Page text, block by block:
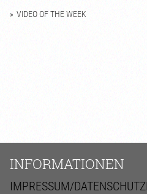
VIDEO OF THE WEEK
INFORMATIONEN
IMPRESSUM/